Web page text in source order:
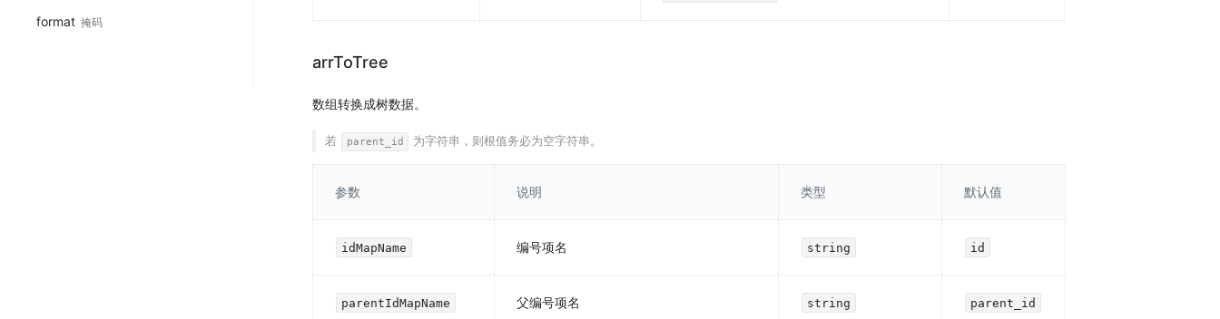
format 掩码
arrToTree
数组转换成树数据。
若 parent_id 为字符串，则根值务必为空字符串。
参数 说明 类型 默认值
idMapName 编号项名 string id
parentIdMapName 父编号项名 string parent_id